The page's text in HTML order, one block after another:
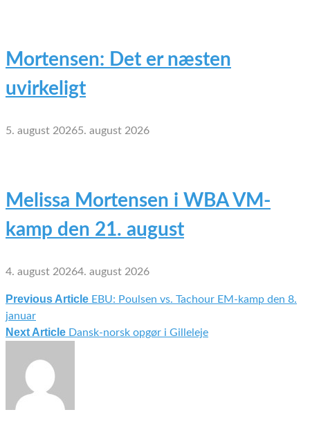
Mortensen: Det er næsten
uvirkeligt
5. august 20265. august 2026
Melissa Mortensen i WBA VM-
kamp den 21. august
4. august 20264. august 2026
Indlægsnavigation
Previous Article EBU: Poulsen vs. Tachour EM-kamp den 8.
januar
Next Article Dansk-norsk opgør i Gilleleje